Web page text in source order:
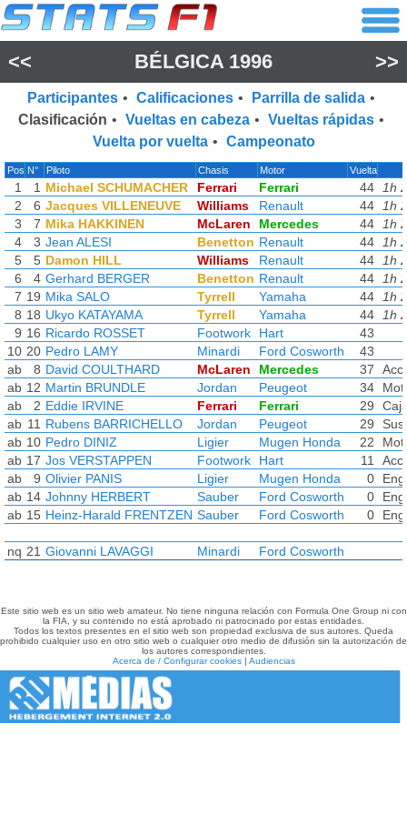
<< BÉLGICA 1996 >>
Participantes • Calificaciones • Parrilla de salida •
Clasificación • Vueltas en cabeza • Vueltas rápidas •
Vuelta por vuelta • Campeonato
Pos N° Piloto Chasis Motor Vuelta
1 1 Michael SCHUMACHER Ferrari Ferrari 44
1h
2
6 Jacques VILLENEUVE Williams Renault 44
1h
3
7 Mika HAKKINEN McLaren Mercedes 44
1h
4
3 Jean ALESI Benetton Renault 44
1h
5
5 Damon HILL Williams Renault 44
1h
6
4 Gerhard BERGER Benetton Renault 44
1h
7 19 Mika SALO Tyrrell Yamaha 44
1h
8 18 Ukyo KATAYAMA Tyrrell Yamaha 44
1h
9 16 Ricardo ROSSET Footwork Hart
43
10 20 Pedro LAMY Minardi Ford Cosworth
43
ab
8 David COULTHARD McLaren Mercedes 37
ab 12 Martin BRUNDLE Jordan Peugeot 34
ab
2 Eddie IRVINE Ferrari Ferrari 29
ab 11 Rubens BARRICHELLO Jordan Peugeot 29
ab 10 Pedro DINIZ Ligier Mugen Honda 22
ab 17 Jos VERSTAPPEN Footwork Hart 11
ab
9 Olivier PANIS Ligier Mugen Honda 0
ab 14 Johnny HERBERT Sauber Ford Cosworth 0
ab 15 Heinz-Harald FRENTZEN Sauber Ford Cosworth 0
nq 21 Giovanni LAVAGGI Minardi Ford Cosworth
Este sitio web es un sitio web amateur. No tiene ninguna relación con Formula One Group ni con
la FIA, y su contenido no está aprobado ni patrocinado por estas entidades.
Todos los textos presentes en el sitio web son propiedad exclusiva de sus autores. Queda
prohibido cualquier uso en otro sitio web o cualquier otro medio de difusión sin la autorización de
los autores correspondientes.
Acerca de / Configurar cookies| Audiencias